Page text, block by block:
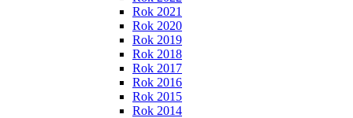
Rok 2021
Rok 2020
Rok 2019
Rok 2018
Rok 2017
Rok 2016
Rok 2015
Rok 2014